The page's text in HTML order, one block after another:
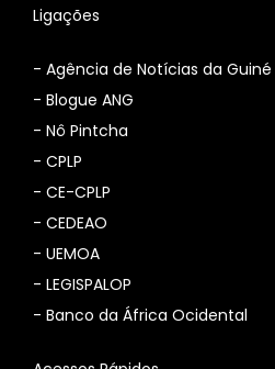
Ligações
- Agência de Notícias da Guiné
- Blogue ANG
- Nô Pintcha
- CPLP
- CE-CPLP
- CEDEAO
- UEMOA
- LEGISPALOP
- Banco da África Ocidental